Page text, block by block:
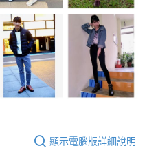
顯示電腦版詳細說明